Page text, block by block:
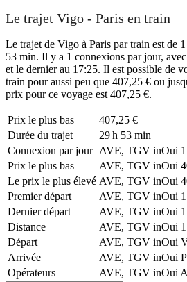
Le trajet Vigo - Paris en train
Le trajet de Vigo à Paris par train est de
53 min. Il y a 1 connexions par jour,
et le dernier au 17:25. Il est possible de
train pour aussi peu que 407,25 € ou
prix pour ce voyage est 407,25 €.
Prix ​​le plus bas
407,25 €
Durée du trajet
29 h 53 min
Connexion par jour AVE, TGV inOui 1
Prix ​​le plus bas
AVE, TGV inOui
Le prix le plus élevé AVE, TGV inOui
Premier départ
AVE, TGV inOui
Dernier départ
AVE, TGV inOui
Distance
AVE, TGV inOui
Départ
AVE, TGV inOui
Arrivée
AVE, TGV inOui
Opérateurs
AVE, TGV inOui
©